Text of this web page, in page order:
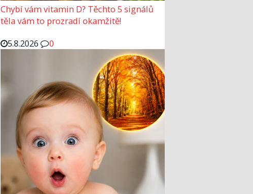
Chybí vám vitamin D? Těchto 5 signálů
těla vám to prozradí okamžitě!
5.8.2026
0